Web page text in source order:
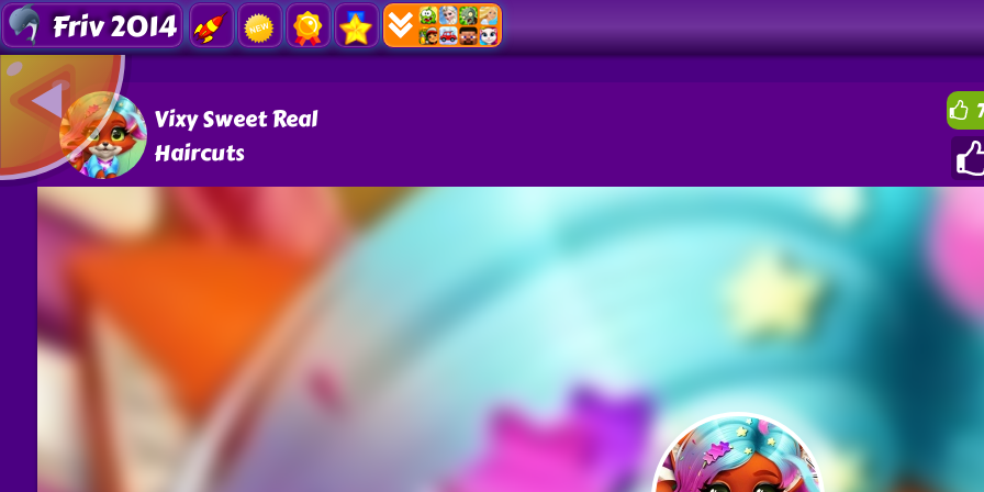
Friv 2014
Vixy Sweet Real
Haircuts